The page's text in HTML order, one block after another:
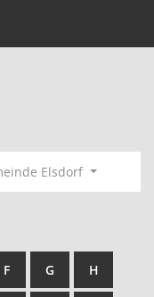
Elsdorf
F G H